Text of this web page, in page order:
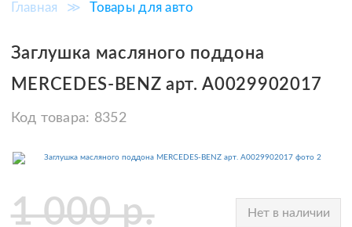
Главная ≫ Товары для авто
Заглушка масляного поддона
MERCEDES-BENZ арт. A0029902017
Код товара: 8352
1 000р. Нет в наличии